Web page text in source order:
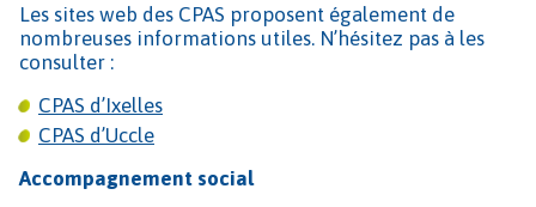
Les sites web des CPAS proposent également de
nombreuses informations utiles. N’hésitez pas à les
consulter :
CPAS d’Ixelles
CPAS d’Uccle
Accompagnement social